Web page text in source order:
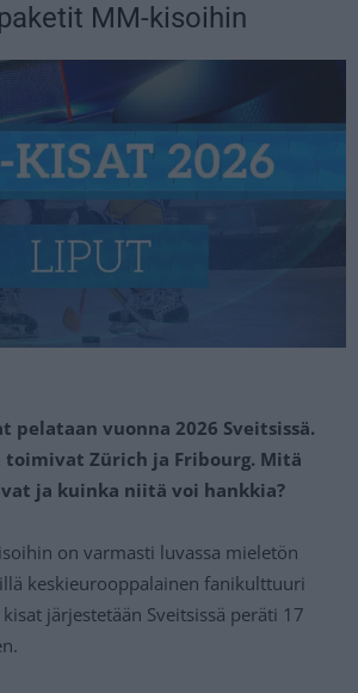
MM-kisoihin
pelataan vuonna 2026 Sveitsissä.
Zürich ja Fribourg. Mitä
ja kuinka niitä voi hankkia?
on varmasti luvassa mieletön
keskieurooppalainen fanikulttuuri
järjestetään Sveitsissä peräti 17